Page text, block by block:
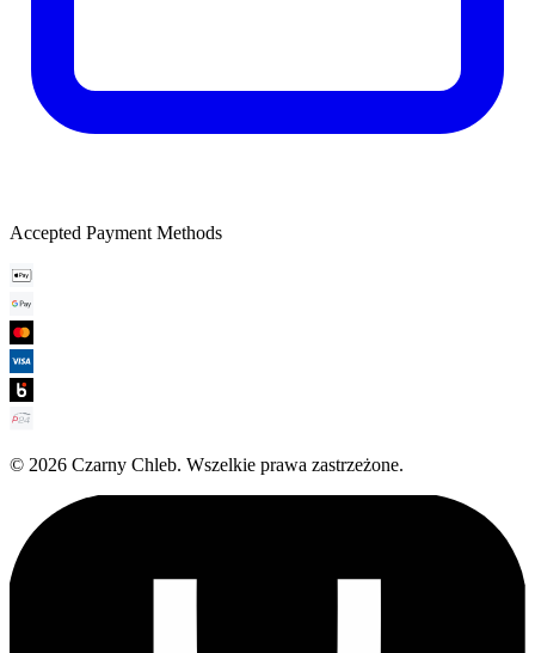
Accepted Payment Methods
© 2026 Czarny Chleb. Wszelkie prawa zastrzeżone.